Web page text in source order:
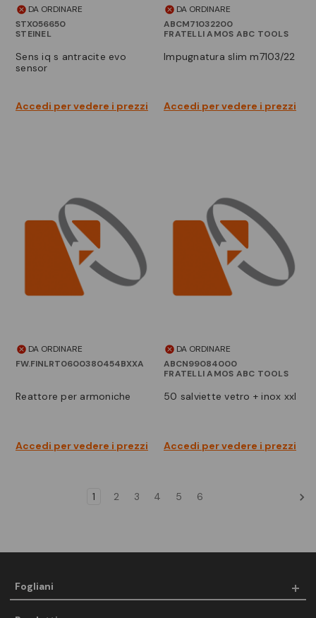
DA ORDINARE
STX056650
STEINEL
sens iq s antracite evo
sensor
Accedi per vedere i prezzi
DA ORDINARE
ABCM71032200
FRATELLI AMOS ABC TOOLS
impugnatura slim m7103/22
Accedi per vedere i prezzi
DA ORDINARE
FW.FINLRT0600380454BXXA
reattore per armoniche
Accedi per vedere i prezzi
DA ORDINARE
ABCN99084000
FRATELLI AMOS ABC TOOLS
50 salviette vetro + inox xxl
Accedi per vedere i prezzi
1 2 3 4 5 6
Fogliani